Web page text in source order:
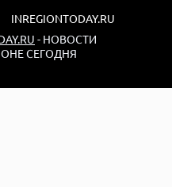
- НОВОСТИ
СЕГОДНЯ